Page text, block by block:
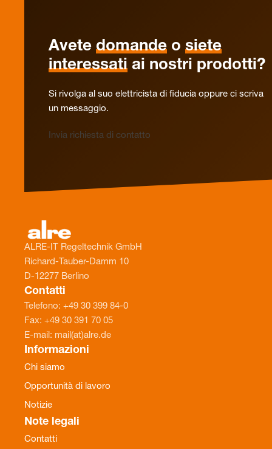
Avete domande o siete
interessati ai nostri prodotti?
Si rivolga al suo elettricista di fiducia oppure ci scriva
un messaggio.
Invia richiesta di contatto
ALRE-IT Regeltechnik GmbH
Richard-Tauber-Damm 10
D-12277 Berlino
Contatti
Telefono: +49 30 399 84-0
Fax: +49 30 391 70 05
E-mail: mail(at)alre.de
Informazioni
Chi siamo
Opportunità di lavoro
Notizie
Note legali
Contatti